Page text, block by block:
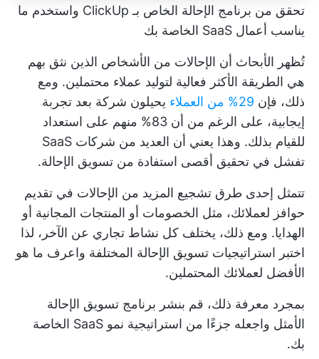
تحقق من برنامج الإحالة الخاص بـ ClickUp
واستخدم ما
يناسب أعمال SaaS الخاصة بك
تُظهر الأبحاث أن الإحالات من الأشخاص الذين نثق بهم
هي الطريقة الأكثر فعالية لتوليد عملاء محتملين. ومع
ذلك، فإن 29% من العملاء
يحيلون شركة بعد تجربة
إيجابية، على الرغم من أن 83% منهم على استعداد
للقيام بذلك. وهذا يعني أن العديد من شركات SaaS
تفشل في تحقيق أقصى استفادة من تسويق الإحالة.
تتمثل إحدى طرق تشجيع المزيد من الإحالات في تقديم
حوافز لعملائك، مثل الخصومات أو المنتجات المجانية أو
الهدايا. ومع ذلك، يختلف كل نشاط تجاري عن الآخر، لذا
اختبر استراتيجيات تسويق الإحالة المختلفة واعرف ما هو
الأفضل لعملائك المحتملين.
بمجرد معرفة ذلك، قم بنشر برنامج تسويق الإحالة
الأمثل واجعله جزءًا من استراتيجية نمو SaaS الخاصة
بك.